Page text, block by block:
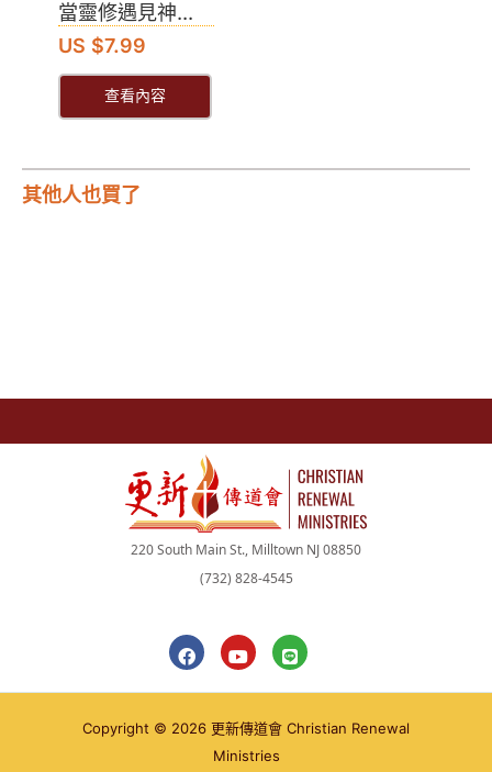
當靈修遇見神...
US $7.99
查看內容
其他人也買了
220 South Main St., Milltown NJ 08850
(732) 828-4545
F
a
e
o
Y
o
t
b
e
L
i
e
Copyright © 2026 更新傳道會 Christian Renewal
Ministries